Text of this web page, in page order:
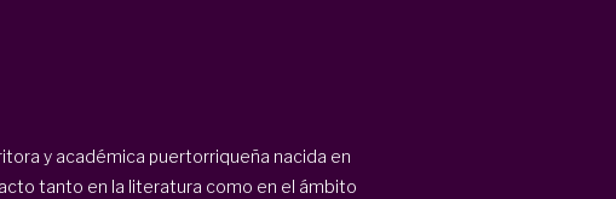
y académica puertorriqueña nacida en
tanto en la literatura como en el ámbito